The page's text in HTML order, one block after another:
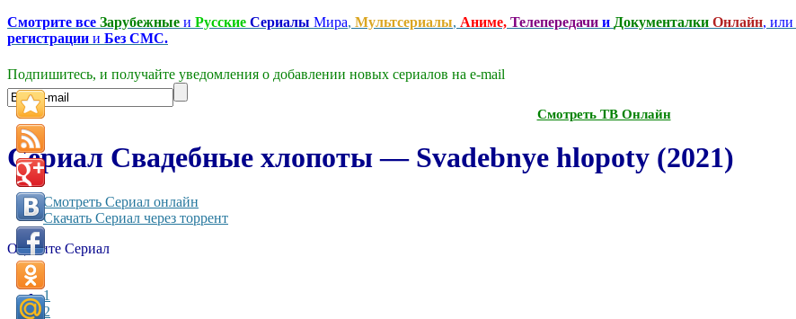
Смотрите все Зарубежные и Русские Сериалы Мира, Мультсериалы, Аниме, Телепередачи и Документалки Онлайн, или
регистрации и Без СМС.
Подпишитесь, и получайте уведомления о добавлении новых сериалов на e-mаil
Смотреть ТВ Онлайн
Сериал Свадебные хлопоты — Svadebnye hlopoty (2021)
Смотреть Сериал онлайн
Скачать Сериал через торрент
Оцените Сериал
1
2